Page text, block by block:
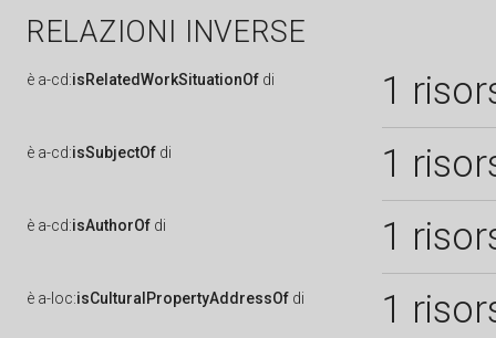
RELAZIONI INVERSE
è a-cd:isRelatedWorkSituationOf di 1
è a-cd:isSubjectOf di 1
è a-cd:isAuthorOf di 1
è a-loc:isCulturalPropertyAddressOf di 1